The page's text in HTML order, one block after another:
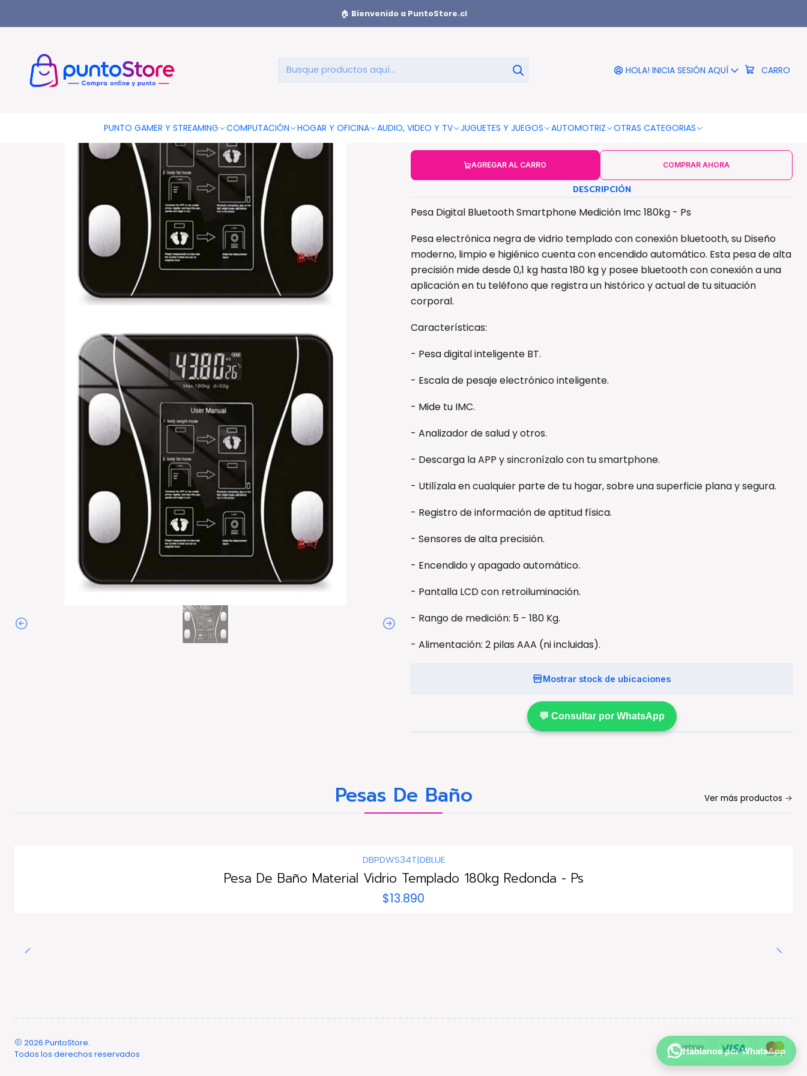
Háblanos por WhatsApp
HOLA! INICIA SESIÓN AQUÍ CARRO
PUNTO GAMER Y STREAMING COMPUTACIÓN HOGAR Y OFICINA AUDIO, VIDEO Y TV JUGUETES Y JUEGOS AUTOMOTRIZ OTRAS CATEGORIAS
🏠 Bienvenido a PuntoStore.cl
Pesa Digital Bluetooth Smartphone Medición Imc 180kg - Ps
Pesa Digital Bluetooth Smartphone
Medición Imc 180kg - Ps
Negro
AGREGAR AL CARRO COMPRAR AHORA
DESCRIPCIÓN
Pesa Digital Bluetooth Smartphone Medición Imc 180kg - Ps
Pesa electrónica negra de vidrio templado con conexión bluetooth, su Diseño
moderno, limpio e higiénico cuenta con encendido automático. Esta pesa de alta
precisión mide desde 0,1 kg hasta 180 kg y posee bluetooth con conexión a una
aplicación en tu teléfono que registra un histórico y actual de tu situación
corporal.
Características:
- Pesa digital inteligente BT.
- Escala de pesaje electrónico inteligente.
- Mide tu IMC.
- Analizador de salud y otros.
- Descarga la APP y sincronízalo con tu smartphone.
- Utilízala en cualquier parte de tu hogar, sobre una superficie plana y segura.
- Registro de información de aptitud física.
- Sensores de alta precisión.
- Encendido y apagado automático.
- Pantalla LCD con retroiluminación.
- Rango de medición: 5 - 180 Kg.
- Alimentación: 2 pilas AAA (ni incluidas).
Mostrar stock de ubicaciones
💬 Consultar por WhatsApp
Pesas De Baño Ver más productos
DBPDWS34T|DBLUE
Pesa De Baño Material Vidrio Templado 180kg Redonda - Ps
$13.890
2026 PuntoStore.
Todos los derechos reservados